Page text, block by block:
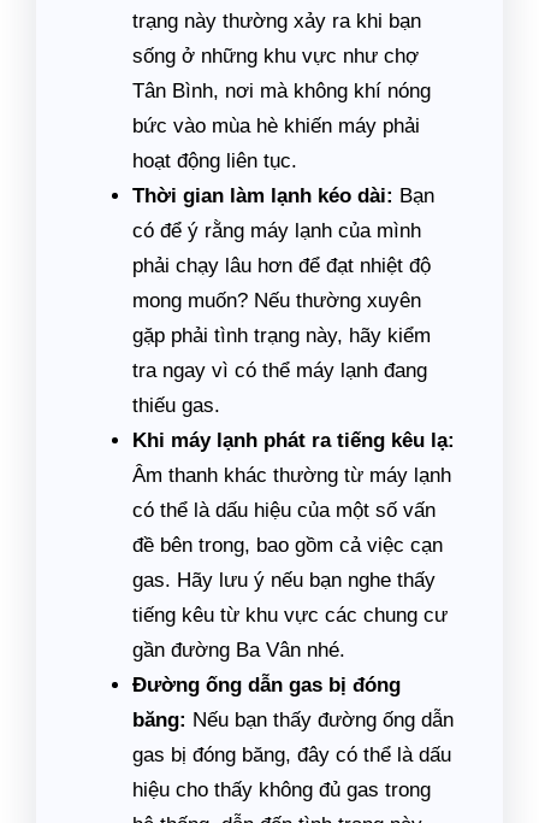
trạng này thường xảy ra khi bạn
sống ở những khu vực như chợ
Tân Bình, nơi mà không khí nóng
bức vào mùa hè khiến máy phải
hoạt động liên tục.
Thời gian làm lạnh kéo dài: Bạn
có để ý rằng máy lạnh của mình
phải chạy lâu hơn để đạt nhiệt độ
mong muốn? Nếu thường xuyên
gặp phải tình trạng này, hãy kiểm
tra ngay vì có thể máy lạnh đang
thiếu gas.
Khi máy lạnh phát ra tiếng kêu lạ:
Âm thanh khác thường từ máy lạnh
có thể là dấu hiệu của một số vấn
đề bên trong, bao gồm cả việc cạn
gas. Hãy lưu ý nếu bạn nghe thấy
tiếng kêu từ khu vực các chung cư
gần đường Ba Vân nhé.
Đường ống dẫn gas bị đóng
băng: Nếu bạn thấy đường ống dẫn
gas bị đóng băng, đây có thể là dấu
hiệu cho thấy không đủ gas trong